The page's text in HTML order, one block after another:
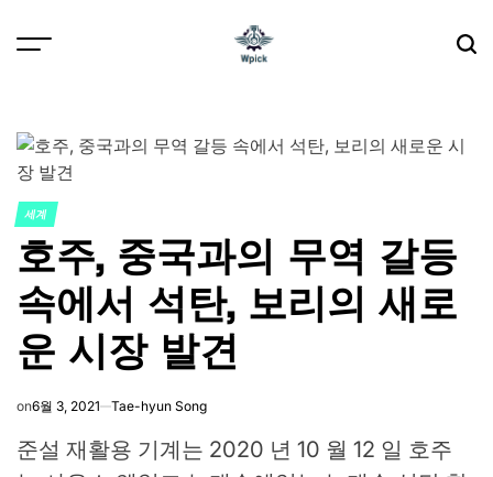
POSTED
IN
세계
호주, 중국과의 무역 갈등
속에서 석탄, 보리의 새로
운 시장 발견
on6월 3, 2021 Tae-hyun Song
준설 재활용 기계는 2020 년 10 월 12 일 호주